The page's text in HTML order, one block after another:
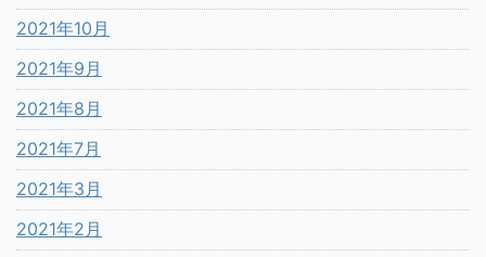
2021年10月
2021年9月
2021年8月
2021年7月
2021年3月
2021年2月